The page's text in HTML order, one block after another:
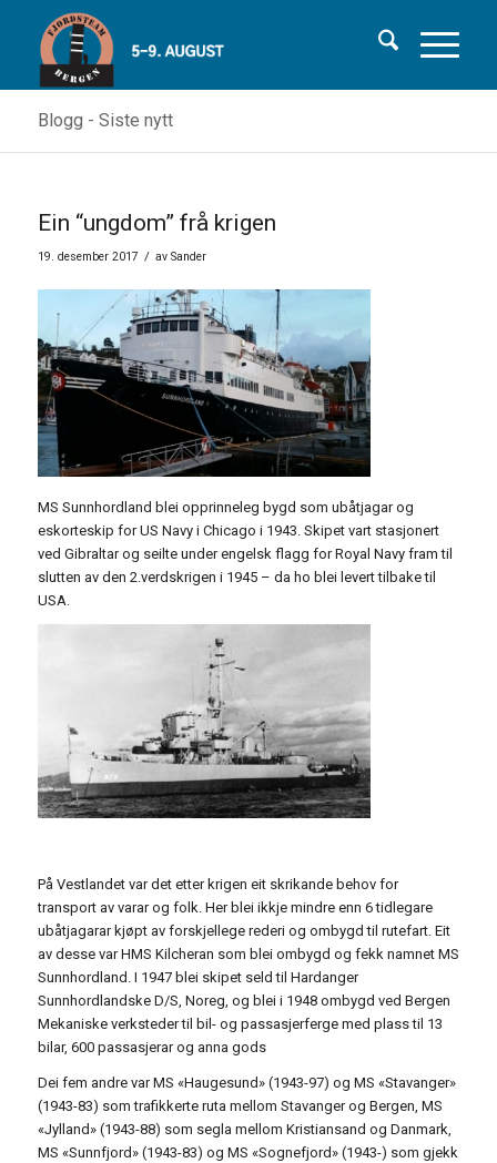
Blogg - Siste nytt
Ein “ungdom” frå krigen
19. desember 2017 / av Sander
MS Sunnhordland blei opprinneleg bygd som ubåtjagar og
eskorteskip for US Navy i Chicago i 1943. Skipet vart stasjonert
ved Gibraltar og seilte under engelsk flagg for Royal Navy fram til
slutten av den 2.verdskrigen i 1945 – da ho blei levert tilbake til
USA.
På Vestlandet var det etter krigen eit skrikande behov for
transport av varar og folk. Her blei ikkje mindre enn 6 tidlegare
ubåtjagarar kjøpt av forskjellege rederi og ombygd til rutefart. Eit
av desse var HMS Kilcheran som blei ombygd og fekk namnet MS
Sunnhordland. I 1947 blei skipet seld til Hardanger
Sunnhordlandske D/S, Noreg, og blei i 1948 ombygd ved Bergen
Mekaniske verksteder til bil- og passasjerferge med plass til 13
bilar, 600 passasjerar og anna gods
Dei fem andre var MS «Haugesund» (1943-97) og MS «Stavanger»
(1943-83) som trafikkerte ruta mellom Stavanger og Bergen, MS
«Jylland» (1943-88) som segla mellom Kristiansand og Danmark,
MS «Sunnfjord» (1943-83) og MS «Sognefjord» (1943-) som gjekk